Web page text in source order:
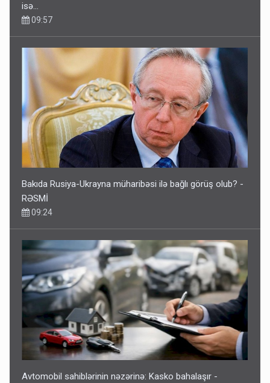
isə…
09:57
Bakıda Rusiya-Ukrayna müharibəsi ilə bağlı görüş olub? -
RƏSMİ
09:24
Avtomobil sahiblərinin nəzərinə: Kasko bahalaşır -